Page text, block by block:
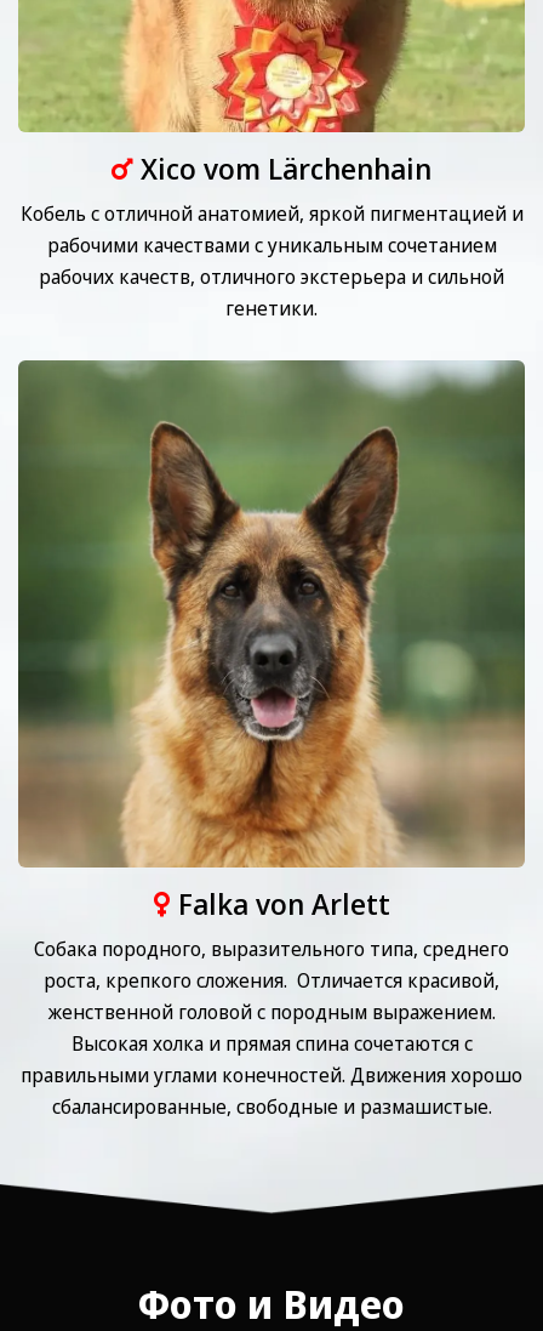
Xico vom Lärchenhain
Кобель с отличной анатомией, яркой пигментацией и
рабочими качествами с уникальным сочетанием
рабочих качеств, отличного экстерьера и сильной
генетики.
Falka von Arlett
Собака породного, выразительного типа, среднего
роста, крепкого сложения. Отличается красивой,
женственной головой с породным выражением.
Высокая холка и прямая спина сочетаются с
правильными углами конечностей. Движения хорошо
сбалансированные, свободные и размашистые.
Фото и Видео